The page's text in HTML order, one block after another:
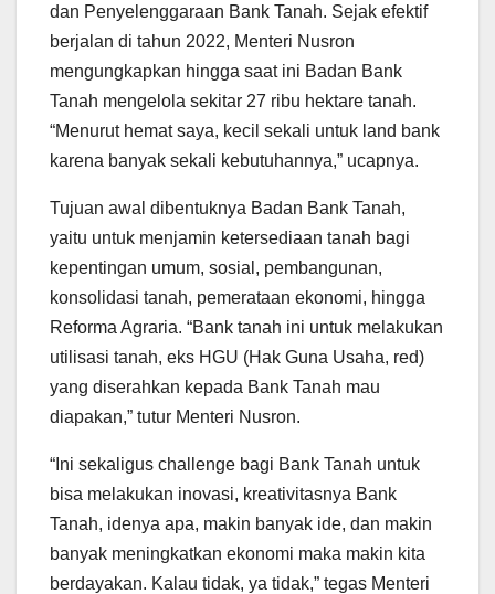
dan Penyelenggaraan Bank Tanah. Sejak efektif
berjalan di tahun 2022, Menteri Nusron
mengungkapkan hingga saat ini Badan Bank
Tanah mengelola sekitar 27 ribu hektare tanah.
“Menurut hemat saya, kecil sekali untuk land bank
karena banyak sekali kebutuhannya,” ucapnya.
Tujuan awal dibentuknya Badan Bank Tanah,
yaitu untuk menjamin ketersediaan tanah bagi
kepentingan umum, sosial, pembangunan,
konsolidasi tanah, pemerataan ekonomi, hingga
Reforma Agraria. “Bank tanah ini untuk melakukan
utilisasi tanah, eks HGU (Hak Guna Usaha, red)
yang diserahkan kepada Bank Tanah mau
diapakan,” tutur Menteri Nusron.
“Ini sekaligus challenge bagi Bank Tanah untuk
bisa melakukan inovasi, kreativitasnya Bank
Tanah, idenya apa, makin banyak ide, dan makin
banyak meningkatkan ekonomi maka makin kita
berdayakan. Kalau tidak, ya tidak,” tegas Menteri